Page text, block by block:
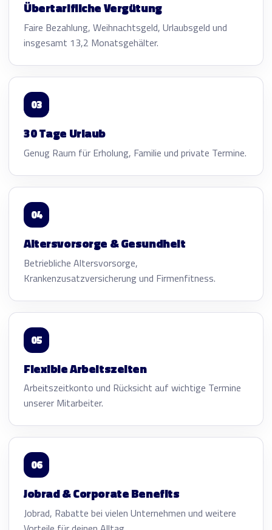
Übertarifliche Vergütung
Faire Bezahlung, Weihnachtsgeld, Urlaubsgeld und
insgesamt 13,2 Monatsgehälter.
03
30 Tage Urlaub
Genug Raum für Erholung, Familie und private Termine.
04
Altersvorsorge & Gesundheit
Betriebliche Altersvorsorge,
Krankenzusatzversicherung und Firmenfitness.
05
Flexible Arbeitszeiten
Arbeitszeitkonto und Rücksicht auf wichtige Termine
unserer Mitarbeiter.
06
Jobrad & Corporate Benefits
Jobrad, Rabatte bei vielen Unternehmen und weitere